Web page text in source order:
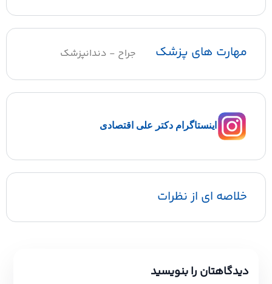
مهارت های پزشک جراح - دندانپزشک
اینستاگرام دکتر علی اقتصادی
خلاصه ای از نظرات
دیدگاهتان را بنویسید